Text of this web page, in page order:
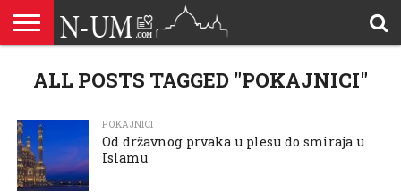
LIJEPA
IMENA
BRAK I
ISLAMSKA
DŽEHENNEM
DŽENNET
DOBROČINSTVO
PREMA
DOVE
I ZIKR
HADŽ
HADISI
HURIJE
HUMANITARNI
KUTAK
ILAHIJE
ISLAMOFOBIJA
IZREKE
I CITATI
KUR’AN
LIJEPI
ISLAM
NAMAZ
ODGOVORI
POKAJNICI
POUČNE
PRIČE I
PRILOZI
POSJETITELJA
PROBLEM
I
DRUŠTVU
ŠALJIVE
PRIČE
RAMAZAN
REKAIK
SAVJETI
SIHR I
DŽINNI
SMRT I
SUDNJI
SNOVI
VJEROVJESNICI
ZANIMLJIVOSTI
I NAUKA
ZA
SESTRE
ZDRAVLJE
ALL POSTS TAGGED "POKAJNICI"
POKAJNICI
Od državnog prvaka u plesu do smiraja u
Islamu